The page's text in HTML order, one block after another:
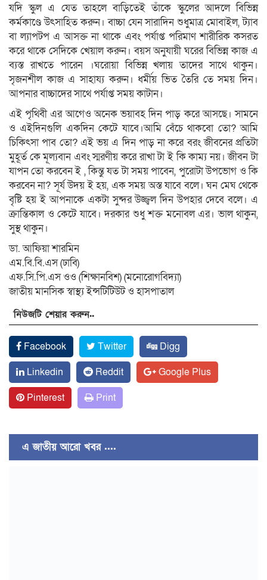
যদি স্কুল এ যেত তাহলে বাড়িতেই তাঁকে স্কুলের আদলে বিভিন্ন
কর্মকাণ্ডে উৎসাহিত করুন। বাচ্চা যেন সারাদিন শুধুমাত্র মোবাইল, ট্যাব
বা ল্যাপটপ এ আসক্ত না থাকে এবং পর্যাপ্ত পরিমাণ শারীরিক কসরত
করে থাকে সেদিকে খেয়াল করুন। বয়স অনুযায়ী ঘরের বিভিন্ন কাজ এ
ব্যস্ত রাখতে পারেন ।ঘরোয়া বিভিন্ন খলায় তাদের সাথে থাকুন।
সৃজনশীল কাজ এ সাহায্য করুন। ধর্মীয় ভিত তৈরি তে সময় দিন।
আপনার বাচ্চাদের সাথে পর্যাপ্ত সময় কাটান।
এই পৃথিবী এর আগেও অনেক ভয়াবহ দিন পাড় করে আসছে। সামনে
ও এইদিনগুলি একদিন কেটে যাবে।আমি বেঁচে থাকবো তো? আমি
চিকিৎসা পাব তো? এই ভয় এ দিন পাড় না করে বরং জীবনের প্রতিটা
মুহূর্ত কে মূল্যবান এবং স্মরণীয় করে রাখা টা ই কি কাম্য নয়। জীবন টা
যাপন তো করবেন ই , কিন্তু যত টা সময় পাবেন, পুরোটা উপভোগ ও কি
করবেন না? সূর্য উদয় ই হয়, এক সময় অস্ত যাবে বলে। ঘন মেঘ থেকে
বৃষ্টি হয় ই আপনাকে একটা সুন্দর উজ্জ্বল দিন উপহার দেবে বলে। এ
ক্রান্তিকাল ও কেটে যাবে। দরকার শুধু শক্ত মনোবল এর। ভাল থাকুন,
সুস্থ থাকুন।
ডা. আফিয়া শারমিন
এম.বি.বি.এস (ঢাবি)
এফ.সি.পি.এস ওও (শিক্ষানবিশ) (মনোরোগবিদ্যা)
জাতীয় মানসিক স্বাস্থ্য ইন্সটিটিউট ও হাসপাতাল
নিউজটি শেয়ার করুন..
Facebook Twitter
Digg
Linkedin
Reddit
Google Plus
Pinterest
Print
এ জাতীয় আরো খবর ....